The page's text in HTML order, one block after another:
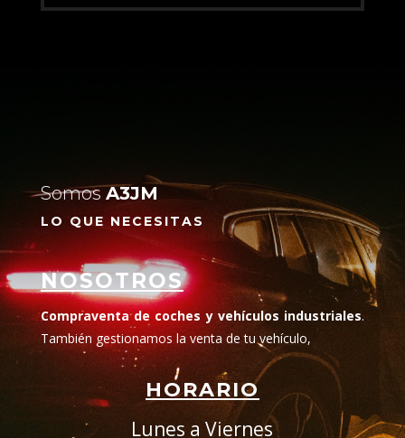
SomosA3JM
LO QUE NECESITAS
NOSOTROS
Compraventa de coches y vehículos industriales.
También gestionamos la venta de tu vehículo,
HORARIO
Lunes a Viernes